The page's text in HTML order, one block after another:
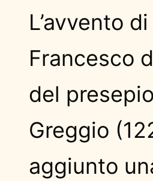
L’avvento di
Francesco
del
Greggio
aggiunto